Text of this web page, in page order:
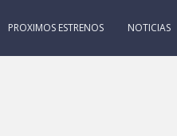
PROXIMOS ESTRENOS NOTICIAS